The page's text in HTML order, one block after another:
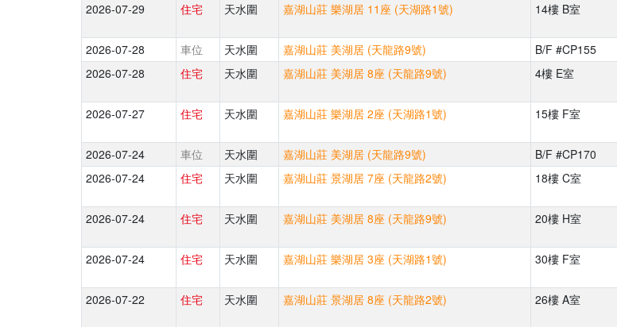
2026-07-29 住宅 天水圍 嘉湖山莊 樂湖居 11座 (天湖路1號) 14樓 B室
2026-07-28 車位 天水圍 嘉湖山莊 美湖居 (天龍路9號) B/F #CP155
2026-07-28
住宅 天水圍 嘉湖山莊 美湖居 8座 (天龍路9號) 4樓 E室
2026-07-27 住宅 天水圍 嘉湖山莊 樂湖居 2座 (天湖路1號) 15樓 F室
2026-07-24 車位 天水圍 嘉湖山莊 美湖居 (天龍路9號) B/F #CP170
2026-07-24
住宅 天水圍 嘉湖山莊 景湖居 7座 (天龍路2號) 18樓 C室
2026-07-24 住宅 天水圍 嘉湖山莊 美湖居 8座 (天龍路9號) 20樓 H室
2026-07-24 住宅 天水圍 嘉湖山莊 樂湖居 3座 (天湖路1號) 30樓 F室
2026-07-22 住宅 天水圍 嘉湖山莊 景湖居 8座 (天龍路2號) 26樓 A室